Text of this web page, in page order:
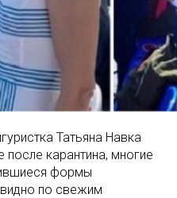
Татьяна Навка
после карантина, многие
формы
по свежим